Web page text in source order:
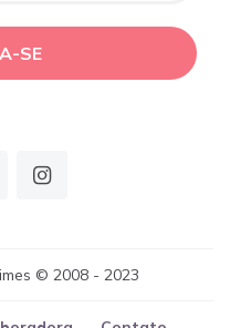
© 2008 - 2023